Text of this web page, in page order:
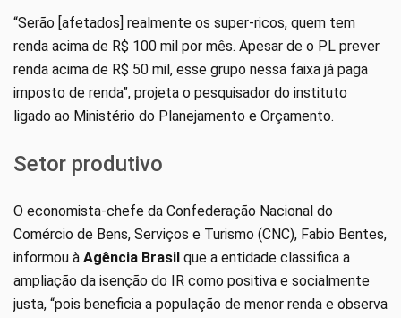
“Serão [afetados] realmente os super-ricos, quem tem
renda acima de R$ 100 mil por mês. Apesar de o PL prever
renda acima de R$ 50 mil, esse grupo nessa faixa já paga
imposto de renda”, projeta o pesquisador do instituto
ligado ao Ministério do Planejamento e Orçamento.
Setor produtivo
O economista-chefe da Confederação Nacional do
Comércio de Bens, Serviços e Turismo (CNC), Fabio Bentes,
informou à Agência Brasil que a entidade classifica a
ampliação da isenção do IR como positiva e socialmente
justa, “pois beneficia a população de menor renda e observa